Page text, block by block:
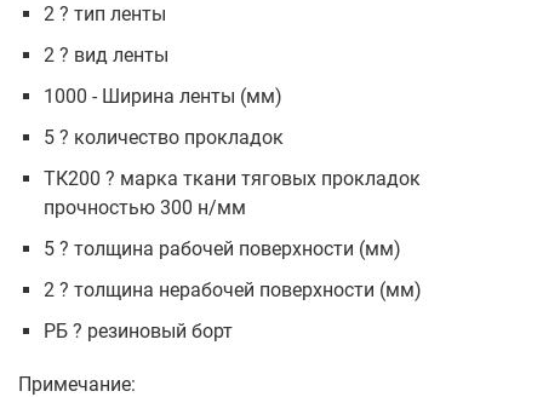
2 ? тип ленты
2 ? вид ленты
1000 - Ширина ленты (мм)
5 ? количество прокладок
ТК200 ? марка ткани тяговых прокладок
прочностью 300 н/мм
5 ? толщина рабочей поверхности (мм)
2 ? толщина нерабочей поверхности (мм)
РБ ? резиновый борт
Примечание: